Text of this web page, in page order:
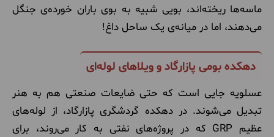
ماسه‌ها ریخته‌اند، بویی شبیه به بوی باران خورده‌ی جنگل
می‌دهند، اما در میانه‌ی یک ساحل داغ!
دهکده بومی پازارگاد و ویلاهای لوله‌ای
عسلویه جایی است که حتی ضایعات صنعتی هم به هنر
تبدیل می‌شوند. در دهکده گردشگری پازارگاد، از لوله‌های
عظیم GRP که در پروژه‌های نفتی به کار می‌روند، برای